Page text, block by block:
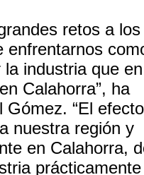
retos a
enfrentarnos
la industria que
Calahorra”, ha
Gómez. “El
nuestra región y
en Calahorra,